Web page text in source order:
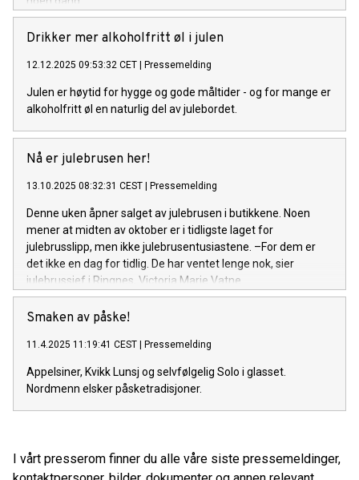
Drikker mer alkoholfritt øl i julen
12.12.2025 09:53:32 CET Pressemelding
Julen er høytid for hygge og gode måltider - og for mange er
alkoholfritt øl en naturlig del av julebordet.
Nå er julebrusen her!
13.10.2025 08:32:31 CEST Pressemelding
Denne uken åpner salget av julebrusen i butikkene. Noen
mener at midten av oktober er i tidligste laget for
julebrusslipp, men ikke julebrusentusiastene. –For dem er
det ikke en dag for tidlig. De har ventet lenge nok, sier
julebrussjef i Ringnes, Victoria Marie Vatne.
Smaken av påske!
11.4.2025 11:19:41 CEST Pressemelding
Appelsiner, Kvikk Lunsj og selvfølgelig Solo i glasset.
Nordmenn elsker påsketradisjoner.
I vårt presserom finner du alle våre siste pressemeldinger,